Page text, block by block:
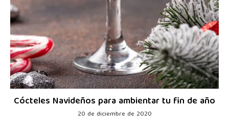
Cócteles Navideños para ambientar tu fin de año
20 de diciembre de 2020